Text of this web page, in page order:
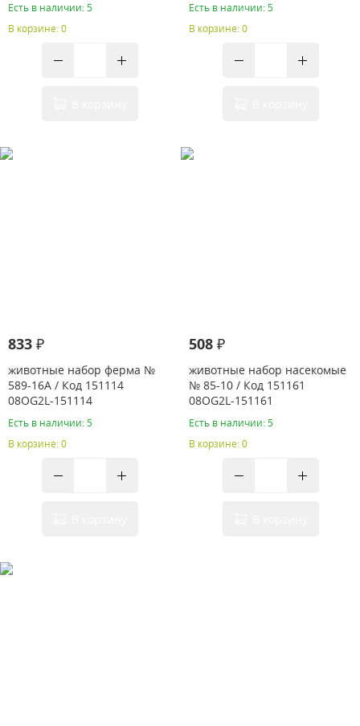
Есть в наличии: 5
В корзине: 0
Есть в наличии: 5
В корзине: 0
833 ₽
животные набор ферма №
589-16A / Код 151114
08OG2L-151114
Есть в наличии: 5
В корзине: 0
508 ₽
животные набор насекомые
№ 85-10 / Код 151161
08OG2L-151161
Есть в наличии: 5
В корзине: 0